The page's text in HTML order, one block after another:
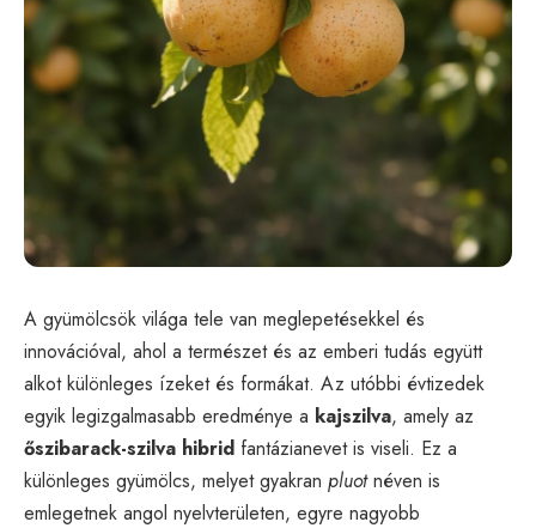
A gyümölcsök világa tele van meglepetésekkel és
innovációval, ahol a természet és az emberi tudás együtt
alkot különleges ízeket és formákat. Az utóbbi évtizedek
egyik legizgalmasabb eredménye a kajszilva, amely az
őszibarack-szilva hibrid fantázianevet is viseli. Ez a
különleges gyümölcs, melyet gyakran pluotnéven is
emlegetnek angol nyelvterületen, egyre nagyobb